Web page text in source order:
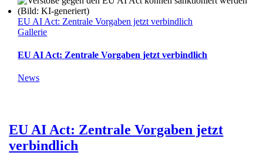
EU AI Act: Zentrale Vorgaben jetzt verbindlich
Gallerie
EU AI Act: Zentrale Vorgaben jetzt verbindlich
News
EU AI Act: Zentrale Vorgaben jetzt
verbindlich